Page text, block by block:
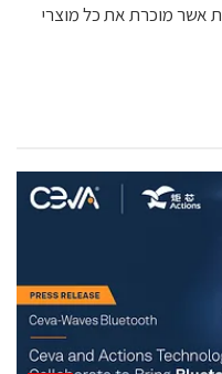
אשר מוכרת את כל מוצרי